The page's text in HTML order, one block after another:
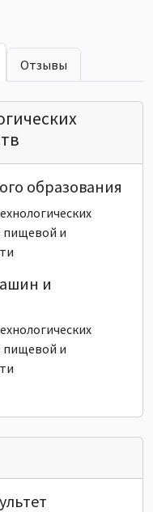
Отзывы
образования
пищевой и
и
пищевой и